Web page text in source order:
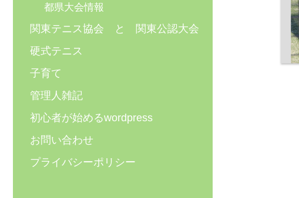
都県大会情報
関東テニス協会 と 関東公認大会
硬式テニス
子育て
管理人雑記
初心者が始めるwordpress
お問い合わせ
プライバシーポリシー